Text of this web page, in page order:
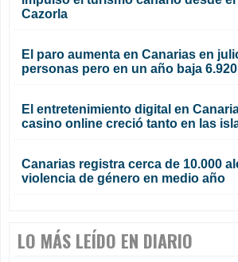
Cazorla
El paro aumenta en Canarias en
personas pero en un año baja 6.920
El entretenimiento digital en
casino online creció tanto en las
Canarias registra cerca de 10.000
violencia de género en medio año
LO MÁS LEÍDO EN DIARIO